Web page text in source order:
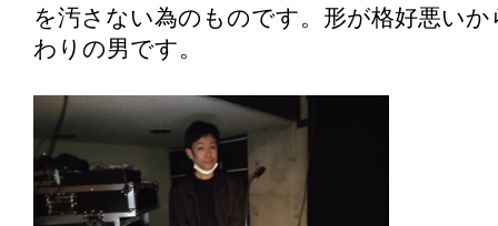
を汚さない為のものです。形が格好悪い
わりの男です。